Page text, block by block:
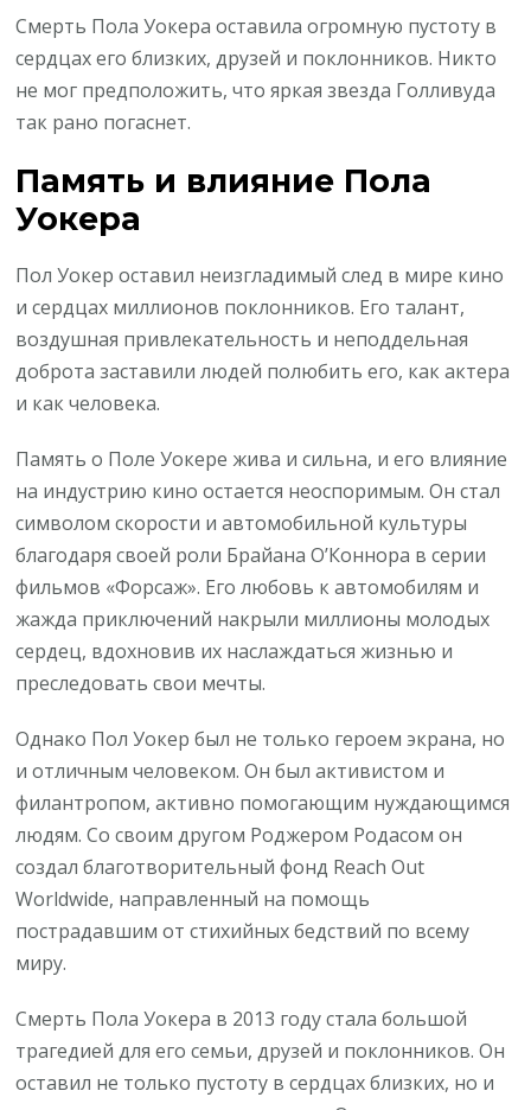
Смерть Пола Уокера оставила огромную пустоту в
сердцах его близких, друзей и поклонников. Никто
не мог предположить, что яркая звезда Голливуда
так рано погаснет.
Память и влияние Пола
Уокера
Пол Уокер оставил неизгладимый след в мире кино
и сердцах миллионов поклонников. Его талант,
воздушная привлекательность и неподдельная
доброта заставили людей полюбить его, как актера
и как человека.
Память о Поле Уокере жива и сильна, и его влияние
на индустрию кино остается неоспоримым. Он стал
символом скорости и автомобильной культуры
благодаря своей роли Брайана О’Коннора в серии
фильмов «Форсаж». Его любовь к автомобилям и
жажда приключений накрыли миллионы молодых
сердец, вдохновив их наслаждаться жизнью и
преследовать свои мечты.
Однако Пол Уокер был не только героем экрана, но
и отличным человеком. Он был активистом и
филантропом, активно помогающим нуждающимся
людям. Со своим другом Роджером Родасом он
создал благотворительный фонд Reach Out
Worldwide, направленный на помощь
пострадавшим от стихийных бедствий по всему
миру.
Смерть Пола Уокера в 2013 году стала большой
трагедией для его семьи, друзей и поклонников. Он
оставил не только пустоту в сердцах близких, но и